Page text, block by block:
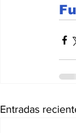
Entradas